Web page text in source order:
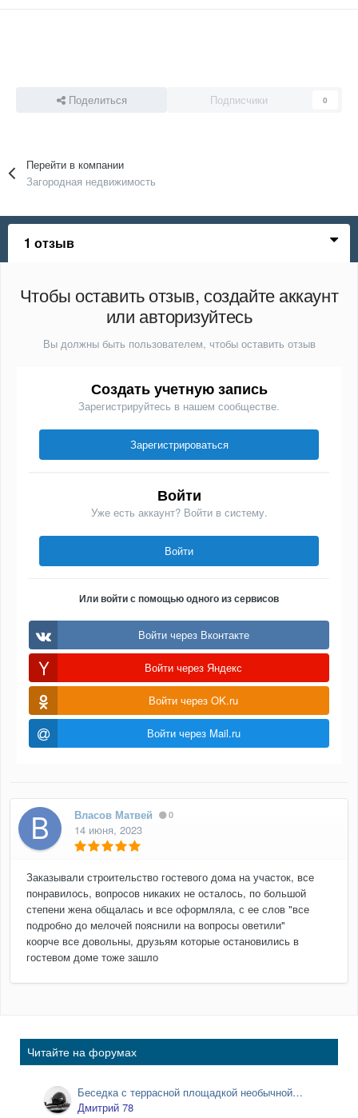
Поделиться Подписчики 0
Перейти в компании
Загородная недвижимость
1 отзыв
Чтобы оставить отзыв, создайте аккаунт
или авторизуйтесь
Вы должны быть пользователем, чтобы оставить отзыв
Создать учетную запись
Зарегистрируйтесь в нашем сообществе.
Зарегистрироваться
Войти
Уже есть аккаунт? Войти в систему.
Войти
Или войти с помощью одного из сервисов
Войти через Вконтакте
Войти через Яндекс
Войти через OK.ru
Войти через Mail.ru
Власов Матвей 0
14 июня, 2023
Заказывали строительство гостевого дома на участок, все
понравилось, вопросов никаких не осталось, по большой
степени жена общалась и все оформляла, с ее слов "все
подробно до мелочей пояснили на вопросы оветили"
коорче все довольны, друзьям которые остановились в
гостевом доме тоже зашло
Читайте на форумах
Беседка с террасной площадкой необычной
формы.
Дмитрий 78